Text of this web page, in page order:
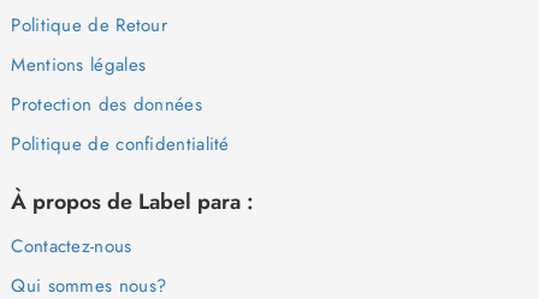
Politique de Retour
Mentions légales
Protection des données
Politique de confidentialité
À propos de Label para :
Contactez-nous
Qui sommes nous?